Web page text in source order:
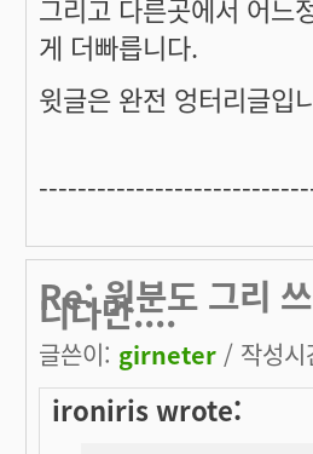
그리고 다른곳에서 어느
게 더빠릅니다.
윗글은 완전 엉터리글입
Re: 윗분도 그리
니다만....
글쓴이: girneter / 작성
ironiris wrote: